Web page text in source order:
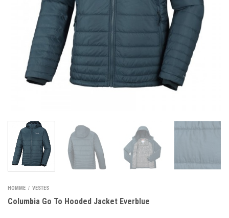
HOMME / VESTES
Columbia Go To Hooded Jacket Everblue